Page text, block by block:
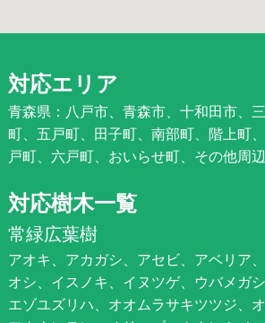
対応エリア
青森県：八戸市、青森市、十和田市、
町、五戸町、田子町、南部町、階上町
戸町、六戸町、おいらせ町、その他周
対応樹木一覧
常緑広葉樹
アオキ、アカガシ、アセビ、アベリア
オシ、イスノキ、イヌツゲ、ウバメガ
エゾユズリハ、オオムラサキツツジ、